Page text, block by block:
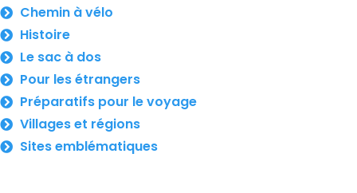
Chemin à vélo
Histoire
Le sac à dos
Pour les étrangers
Préparatifs pour le voyage
Villages et régions
Sites emblématiques